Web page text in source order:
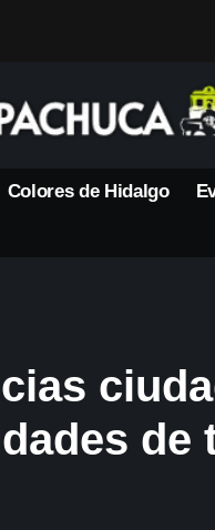
Colores de Hidalgo
de